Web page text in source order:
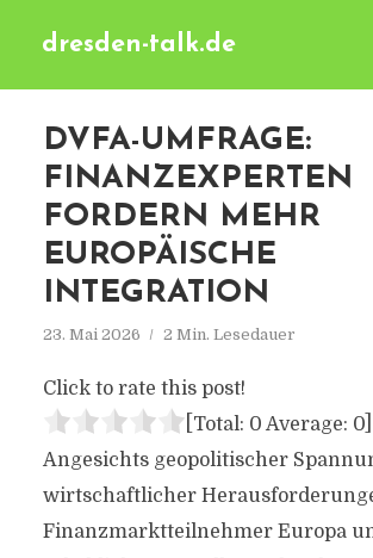
dresden-talk.de
DVFA-UMFRAGE:
FINANZEXPERTEN
FORDERN MEHR
EUROPÄISCHE
INTEGRATION
23. Mai 2026 2 Min. Lesedauer
Click to rate this post!
[Total: 0 Average: 0]
Angesichts geopolitischer
wirtschaftlicher
Finanzmarktteilnehmer Europa